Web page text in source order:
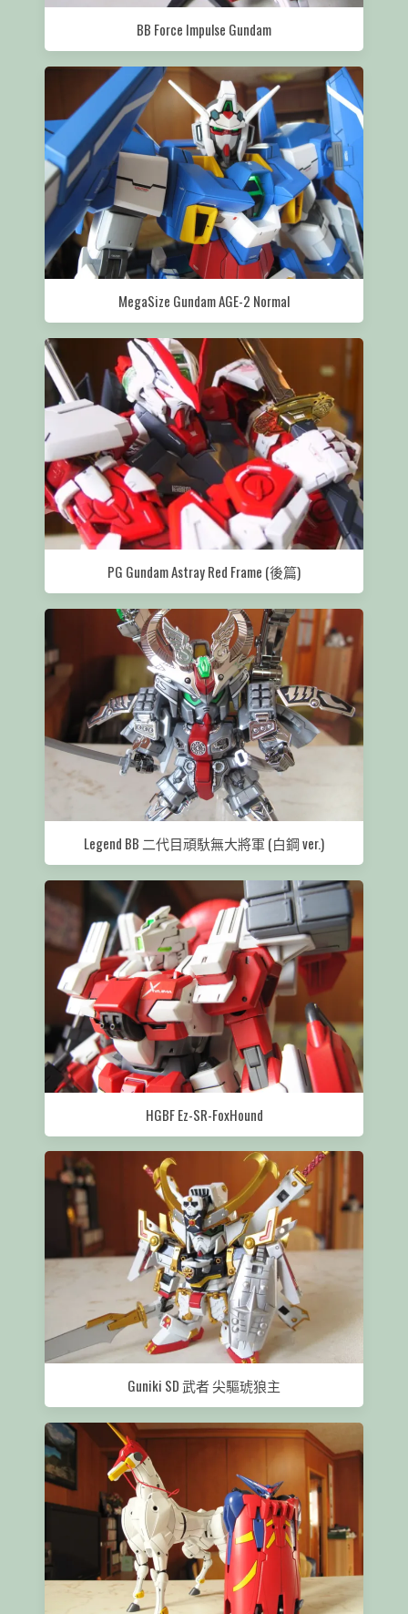
BB Force Impulse Gundam
MegaSize Gundam AGE-2 Normal
PG Gundam Astray Red Frame (後篇)
Legend BB 二代目頑馱無大將軍 (白鋼 ver.)
HGBF Ez-SR-FoxHound
Guniki SD 武者 尖驅琥狼主